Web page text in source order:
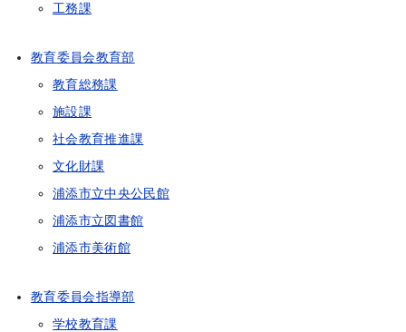
工務課
教育委員会教育部
教育総務課
施設課
社会教育推進課
文化財課
浦添市立中央公民館
浦添市立図書館
浦添市美術館
教育委員会指導部
学校教育課